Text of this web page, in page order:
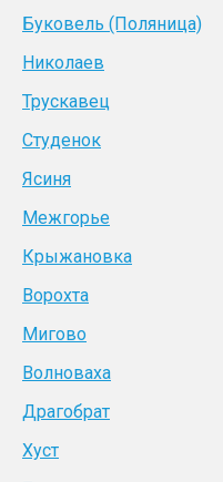
Буковель (Поляница)
Николаев
Трускавец
Студенок
Ясиня
Межгорье
Крыжановка
Ворохта
Мигово
Волноваха
Драгобрат
Хуст